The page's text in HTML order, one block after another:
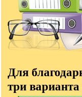
Для
три варианта